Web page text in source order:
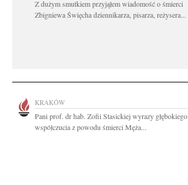
Z dużym smutkiem przyjąłem wiadomość o śmierci
Zbigniewa Święcha dziennikarza, pisarza, reżysera...
KRAKÓW
Pani prof. dr hab. Zofii Stasickiej wyrazy głębokiego
współczucia z powodu śmierci Męża...